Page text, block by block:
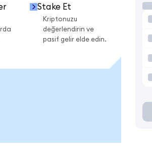
Stake Et
Kriptonuzu
değerlendirin ve
pasif gelir elde edin.